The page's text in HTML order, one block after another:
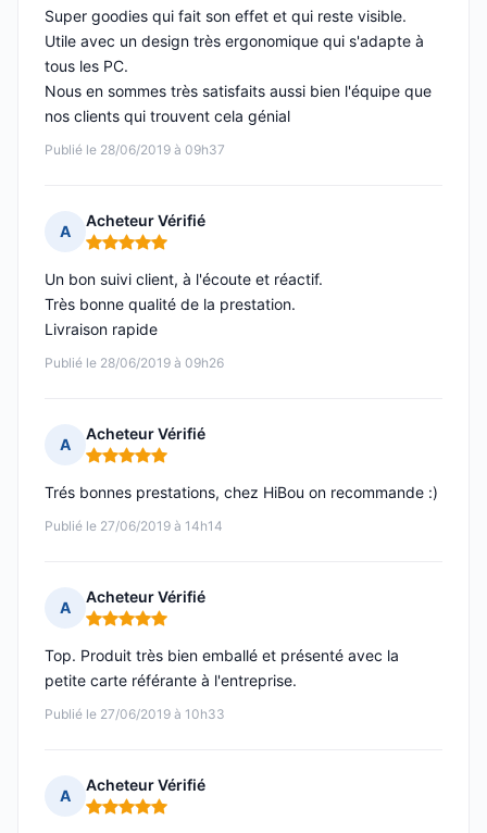
Publié le 28/06/2019 à 09h37
Super goodies qui fait son effet et qui reste visible.
Utile avec un design très ergonomique qui s'adapte à
tous les PC.
Nous en sommes très satisfaits aussi bien l'équipe que
nos clients qui trouvent cela génial
A
Acheteur Vérifié
Note : 5 sur 5
Publié le 28/06/2019 à 09h26
Un bon suivi client, à l'écoute et réactif.
Très bonne qualité de la prestation.
Livraison rapide
A
Acheteur Vérifié
Note : 5 sur 5
Publié le 27/06/2019 à 14h14
Trés bonnes prestations, chez HiBou on recommande :)
A
Acheteur Vérifié
Note : 5 sur 5
Publié le 27/06/2019 à 10h33
Top. Produit très bien emballé et présenté avec la
petite carte référante à l'entreprise.
A
Acheteur Vérifié
Note : 5 sur 5